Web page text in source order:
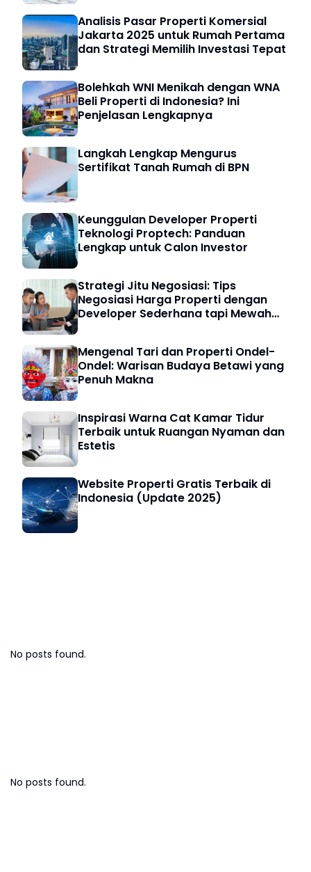
Analisis Pasar Properti Komersial
Jakarta 2025 untuk Rumah Pertama
dan Strategi Memilih Investasi Tepat
Bolehkah WNI Menikah dengan WNA
Beli Properti di Indonesia? Ini
Penjelasan Lengkapnya
Langkah Lengkap Mengurus
Sertifikat Tanah Rumah di BPN
Keunggulan Developer Properti
Teknologi Proptech: Panduan
Lengkap untuk Calon Investor
Strategi Jitu Negosiasi: Tips
Negosiasi Harga Properti dengan
Developer Sederhana tapi Mewah
Mengenal Tari dan Properti Ondel-
Ondel: Warisan Budaya Betawi yang
Penuh Makna
Inspirasi Warna Cat Kamar Tidur
Terbaik untuk Ruangan Nyaman dan
Estetis
Website Properti Gratis Terbaik di
Indonesia (Update 2025)
No posts found.
No posts found.